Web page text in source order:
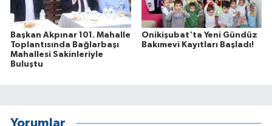
Başkan Akpınar 101. Mahalle
Toplantısında Bağlarbaşı
Mahallesi Sakinleriyle
Buluştu
Onikişubat'ta Yeni Gündüz
Bakımevi Kayıtları Başladı!
Yorumlar